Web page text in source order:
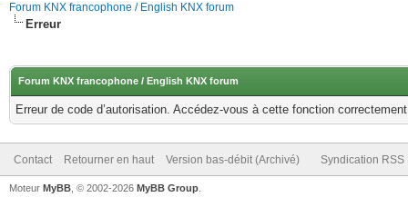
Forum KNX francophone / English KNX forum
Erreur
Forum KNX francophone / English KNX forum
Erreur de code d’autorisation. Accédez-vous à cette fonction
Contact Retourner en haut Version bas-débit (Archivé) Syndication RSS
Moteur MyBB , © 2002-2026 MyBB Group